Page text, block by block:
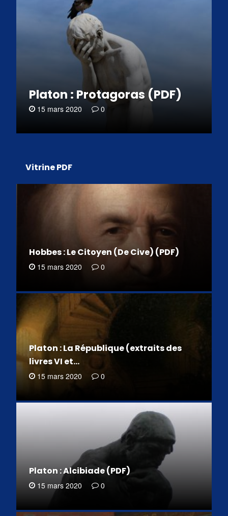
Platon : Protagoras (PDF)
15 mars 2020 0
Vitrine PDF
Hobbes : Le Citoyen (De Cive) (PDF)
15 mars 2020 0
Platon : La République (extraits des
livres VI et…
15 mars 2020 0
Platon : Alcibiade (PDF)
15 mars 2020 0